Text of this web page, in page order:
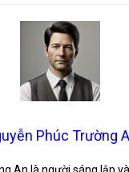
Phúc Trường
An là người sáng lập